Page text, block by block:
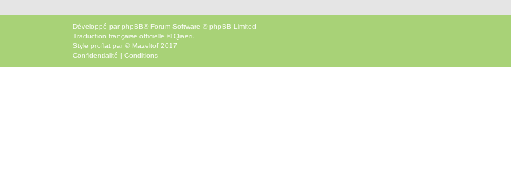
Développé par phpBB® Forum Software © phpBB Limited
Traduction française officielle ©Qiaeru
Style proflat par © Mazeltof 2017
Confidentialité | Conditions